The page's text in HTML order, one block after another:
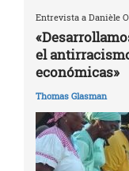
Entrevista a Danièle
el
económicas»
Thomas Glasman